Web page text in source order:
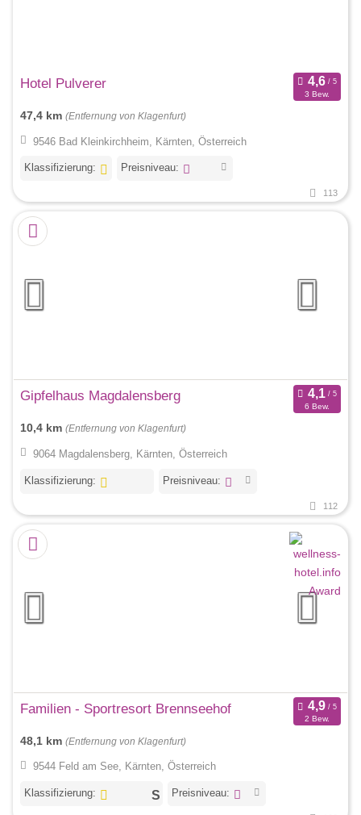
Hotel Pulverer
3 Bew.
47,4 km (Entfernung von Klagenfurt)
9546 Bad Kleinkirchheim, Kärnten, Österreich
Klassifizierung: Preisniveau:
113
Gipfelhaus Magdalensberg
6 Bew.
10,4 km (Entfernung von Klagenfurt)
9064 Magdalensberg, Kärnten, Österreich
Klassifizierung: Preisniveau:
112
Familien - Sportresort Brennseehof
2 Bew.
48,1 km (Entfernung von Klagenfurt)
9544 Feld am See, Kärnten, Österreich
Klassifizierung: Preisniveau: